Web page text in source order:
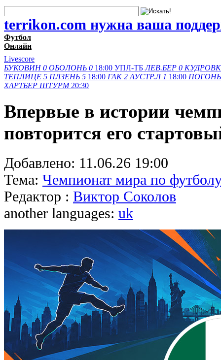
terrikon.com нужна ваша
Футбол
Онлайн
Livescore
БУКОВИН 0 ОБОЛОНЬ 0 18:00 УПЛ-ТБ ЛЕВ.БЕР 0 КУДРОВК
ТЕПЛИЦЕ 5 ПЛЗЕНЬ 5 18:00 ГАК 2 АУСТР.Л 1 18:00 ПОГОНЬ
ХАРТБЕР ШТУРМ 20:30
Впервые в истории
повторится его
Добавлено: 11.06.26 19:00
Тема: Чемпионат мира по
Редактор : Виктор Соколов
another languages: uk